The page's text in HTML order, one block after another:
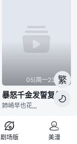
05|周一23:30
暴怒千金发誓复仇。～凭借魔导书之力打垮祖国～
姉崎早也花,,,
剧场版 美漫
繁
